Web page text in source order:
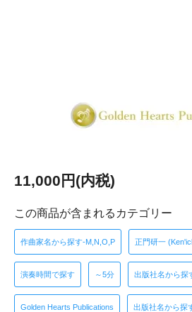
11,000円(内税)
この商品が含まれるカテゴリー
作曲家名から探す-M,N,O,P 正門研一
演奏時間で探す ～5分 出版社名から探
Golden Hearts Publications 出版社名から探